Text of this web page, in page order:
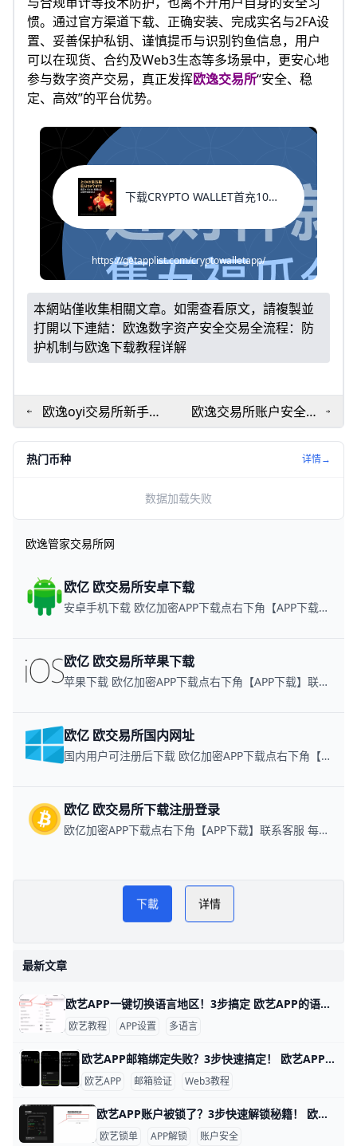
惯。通过官方渠道下载、正确安装、完成实名与2FA设
置、妥善保护私钥、谨慎提币与识别钓鱼信息，用户
可以在现货、合约及Web3生态等多场景中，更安心地
参与数字资产交易，真正发挥欧逸交易所“安全、稳
定、高效”的平台优势。
下载CRYPTO WALLET首充100%返现
https://getapplist.com/cryptowalletapp/
本網站僅收集相關文章。如需查看原文，請複製並
打開以下連結： 欧逸数字资产安全交易全流程：防
护机制与欧逸下载教程详解
欧逸oyi交易所新手教
程：下载注册步骤与安
全交易全攻略
欧逸交易所账户安全设
置全攻略！数字资产保
护技巧+下载教程
热门币种 详情→
数据加载失败
欧逸管家交易所网
欧亿 欧交易所安卓下载
安卓手机下载 欧亿加密APP下载点右下角【APP下载】联系客服 每日更新可用链接
欧亿 欧交易所苹果下载
苹果下载 欧亿加密APP下载点右下角【APP下载】联系客服 每日更新可用链接
欧亿 欧交易所国内网址
国内用户可注册后下载 欧亿加密APP下载点右下角【APP下载】联系客服 每日更新可用链接
欧亿 欧交易所下载注册登录
欧亿加密APP下载点右下角【APP下载】联系客服 每日更新可用链接
欧逸管家交易所网PLAY NOW
欧交易所APP链接
下載 详情
最新文章
欧艺APP一键切换语言地区！3步搞定 欧艺APP的语言和地区切换非常简单，只需几步就能搞定，让你用母语界面更舒服。举个例子，如果你手机是英文版，想改成简体中文，整个过程不到1分钟。
欧艺教程 APP设置 多语言
欧艺APP邮箱绑定失败？3步快速搞定！ 欧艺APP无法绑定邮箱是很多用户遇到的常见问题，通常因为网络限制、邮箱服务商屏蔽或APP缓存问题导致。好消息是，通过简单步骤就能解决。下面我们一步步来试试。
欧艺APP 邮箱验证 Web3教程
欧艺APP账户被锁了？3步快速解锁秘籍！ 欧艺APP账户被锁定很常见，通常是因为身份验证没完成、异常登录或风控检查。比如，用户小李发现登录时提示“账户临时冻结”，这是平台为安全检测的正常反应。根据欧艺官方数据，80%的锁定案例通过简单验证就能解锁。
欧艺锁单 APP解锁 账户安全